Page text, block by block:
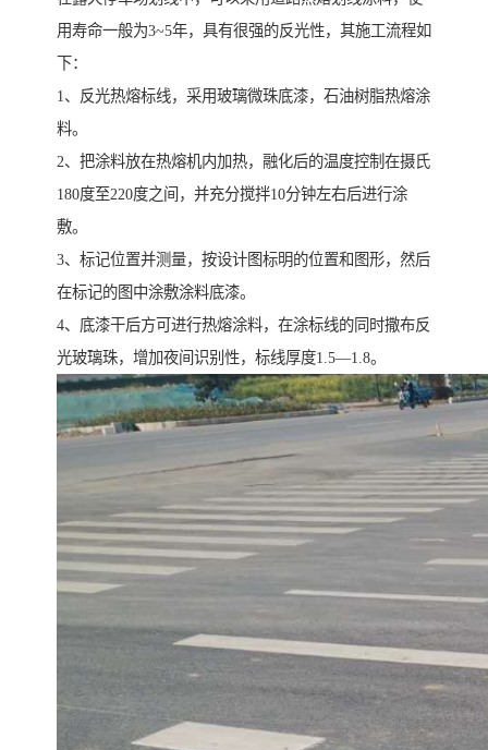
用寿命一般为3~5年，具有很强的反光性，其施工流程如
下：
1、反光热熔标线，采用玻璃微珠底漆，石油树脂热熔涂
料。
2、把涂料放在热熔机内加热，融化后的温度控制在摄氏
180度至220度之间，并充分搅拌10分钟左右后进行涂
敷。
3、标记位置并测量，按设计图标明的位置和图形，然后
在标记的图中涂敷涂料底漆。
4、底漆干后方可进行热熔涂料，在涂标线的同时撒布反
光玻璃珠，增加夜间识别性，标线厚度1.5—1.8。